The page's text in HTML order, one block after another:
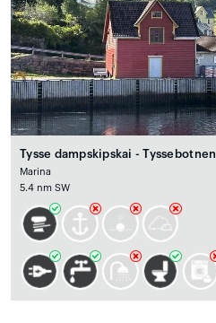
Tysse dampskipskai - Tyssebotnen
Marina
5.4 nm SW